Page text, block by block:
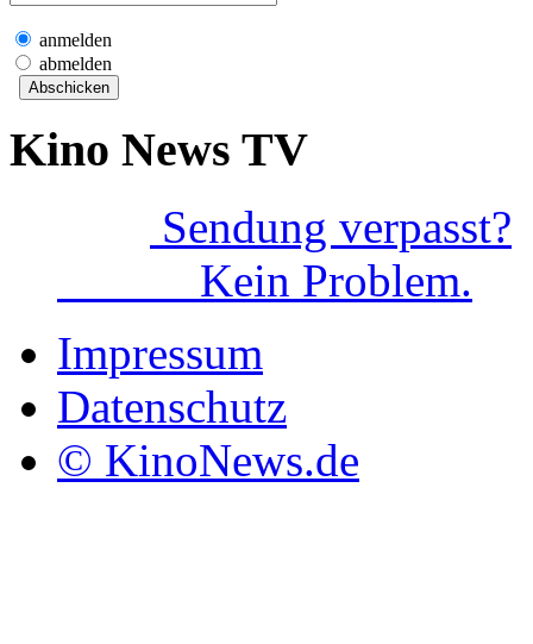
anmelden
abmelden
Kino News TV
Sendung verpasst?
Kein Problem.
Impressum
Datenschutz
© KinoNews.de